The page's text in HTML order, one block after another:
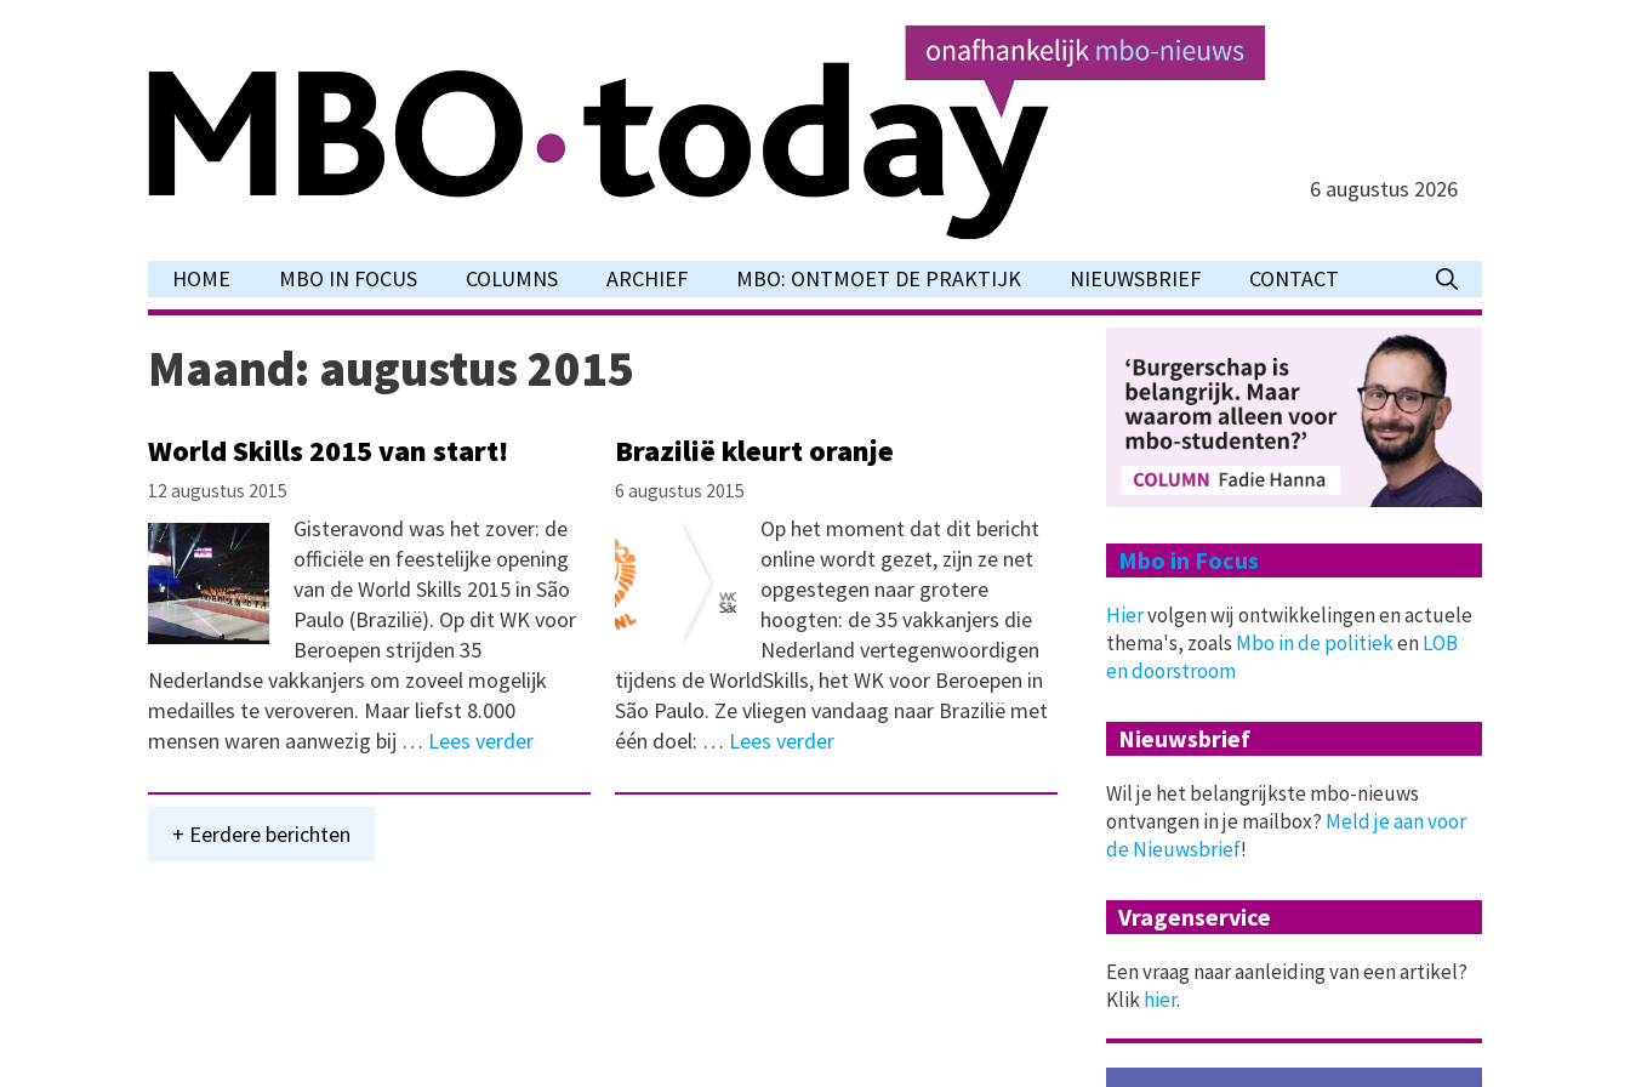
6 augustus 2026
HOME MBO IN FOCUS COLUMNS ARCHIEF MBO: ONTMOET DE PRAKTIJK NIEUWSBRIEF CONTACT
Maand: augustus 2015
World Skills 2015 van start!
12 augustus 2015
Gisteravond was het zover: de
officiële en feestelijke opening
van de World Skills 2015 in São
Paulo (Brazilië). Op dit WK voor
Beroepen strijden 35
Nederlandse vakkanjers om zoveel mogelijk
medailles te veroveren. Maar liefst 8.000
mensen waren aanwezig bij … Lees verder
Brazilië kleurt oranje
6 augustus 2015
Op het moment dat dit bericht
online wordt gezet, zijn ze net
opgestegen naar grotere
hoogten: de 35 vakkanjers die
Nederland vertegenwoordigen
tijdens de WorldSkills, het WK voor Beroepen in
São Paulo. Ze vliegen vandaag naar Brazilië met
één doel: … Lees verder
+ Eerdere berichten
Mbo in Focus
Hiervolgen wij ontwikkelingen en actuele
thema's, zoals Mbo in de politiekenLOB
en doorstroom
Nieuwsbrief
Wil je het belangrijkste mbo-nieuws
ontvangen in je mailbox? Meld je aan voor
de Nieuwsbrief!
Vragenservice
Een vraag naar aanleiding van een artikel?
Klikhier.